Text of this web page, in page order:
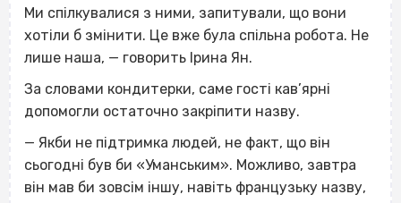
Ми спілкувалися з ними, запитували, що вони
хотіли б змінити. Це вже була спільна робота. Не
лише наша, — говорить Ірина Ян.
За словами кондитерки, саме гості кав’ярні
допомогли остаточно закріпити назву.
— Якби не підтримка людей, не факт, що він
сьогодні був би «Уманським». Можливо, завтра
він мав би зовсім іншу, навіть французьку назву,